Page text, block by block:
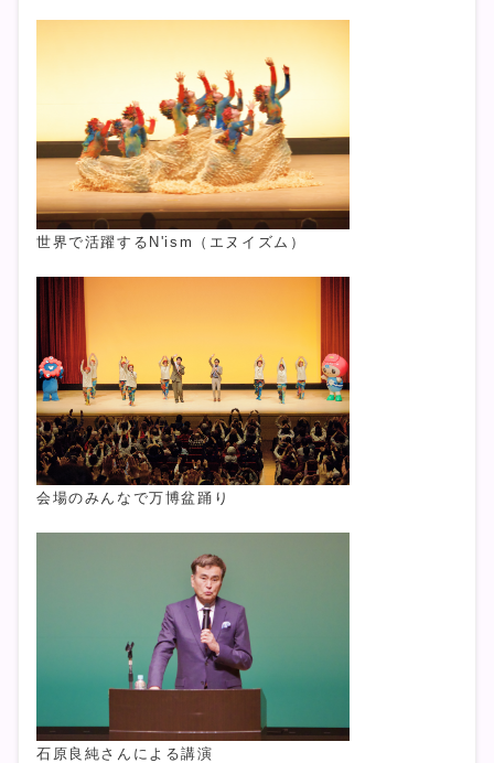
世界で活躍するN'ism（エヌイズム）
会場のみんなで万博盆踊り
石原良純さんによる講演